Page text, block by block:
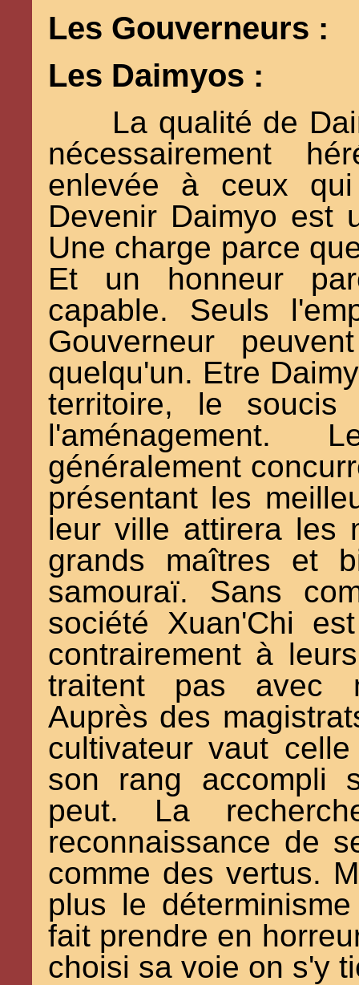
Les Gouverneurs :
Les Daimyos :
La qualité de
nécessairement
enlevée à ceux
Devenir Daimyo est
Une charge parce
Et un honneur
capable. Seuls
Gouverneur
quelqu'un. Etre
territoire, le
généralement
présentant les
leur ville attirera les
grands maîtres et
samouraï. Sans
société Xuan'Chi
contrairement à
traitent pas avec
Auprès des
cultivateur vaut
son rang accompli
peut. La
reconnaissance de
comme des vertus.
plus le
fait prendre en
choisi sa voie on s'y